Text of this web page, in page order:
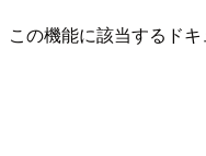
この機能に該当するド